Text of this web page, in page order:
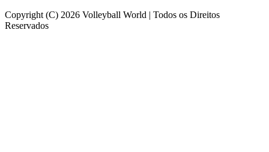
Copyright (C) 2026 Volleyball World | Todos os Direitos
Reservados